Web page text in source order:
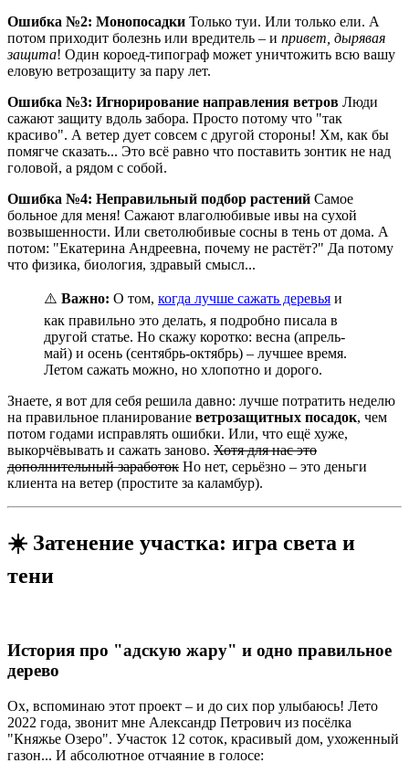
Ошибка №2: Монопосадки Только туи. Или только ели. А
потом приходит болезнь или вредитель – и привет, дырявая
защита! Один короед-типограф может уничтожить всю вашу
еловую ветрозащиту за пару лет.
Ошибка №3: Игнорирование направления ветров Люди
сажают защиту вдоль забора. Просто потому что "так
красиво". А ветер дует совсем с другой стороны! Хм, как бы
помягче сказать... Это всё равно что поставить зонтик не над
головой, а рядом с собой.
Ошибка №4: Неправильный подбор растений Самое
больное для меня! Сажают влаголюбивые ивы на сухой
возвышенности. Или светолюбивые сосны в тень от дома. А
потом: "Екатерина Андреевна, почему не растёт?" Да потому
что физика, биология, здравый смысл...
⚠️ Важно: О том, когда лучше сажать деревья и
как правильно это делать, я подробно писала в
другой статье. Но скажу коротко: весна (апрель-
май) и осень (сентябрь-октябрь) – лучшее время.
Летом сажать можно, но хлопотно и дорого.
Знаете, я вот для себя решила давно: лучше потратить неделю
на правильное планирование ветрозащитных посадок, чем
потом годами исправлять ошибки. Или, что ещё хуже,
выкорчёвывать и сажать заново. Хотя для нас это
дополнительный заработок Но нет, серьёзно – это деньги
клиента на ветер (простите за каламбур).
☀️ Затенение участка: игра света и
тени
История про "адскую жару" и одно правильное
дерево
Ох, вспоминаю этот проект – и до сих пор улыбаюсь! Лето
2022 года, звонит мне Александр Петрович из посёлка
"Княжье Озеро". Участок 12 соток, красивый дом, ухоженный
газон... И абсолютное отчаяние в голосе: